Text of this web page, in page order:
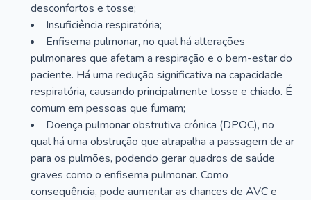
desconfortos e tosse;
Insuficiência respiratória;
Enfisema pulmonar, no qual há alterações
pulmonares que afetam a respiração e o bem-estar do
paciente. Há uma redução significativa na capacidade
respiratória, causando principalmente tosse e chiado. É
comum em pessoas que fumam;
Doença pulmonar obstrutiva crônica (DPOC), no
qual há uma obstrução que atrapalha a passagem de ar
para os pulmões, podendo gerar quadros de saúde
graves como o enfisema pulmonar. Como
consequência, pode aumentar as chances de AVC e